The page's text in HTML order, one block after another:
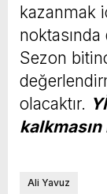
kazanmak
Sezon
olacaktır.
Ali Yavuz